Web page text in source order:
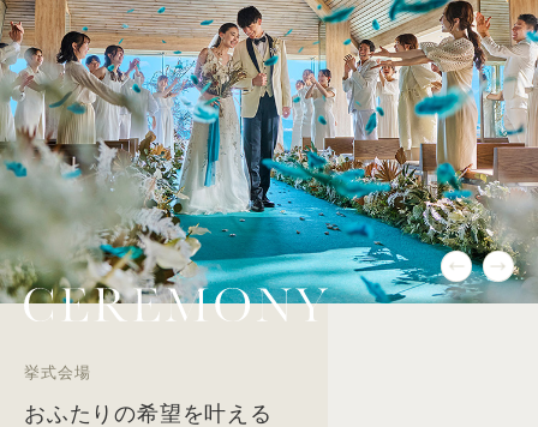
挙式会場
おふたりの希望を叶える